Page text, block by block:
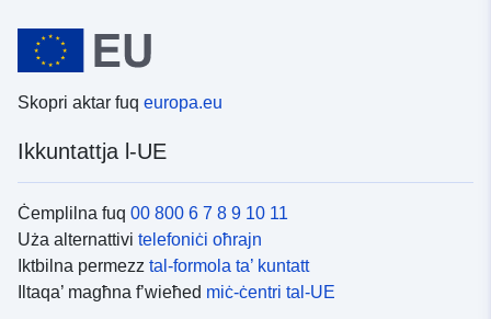
Skopri aktar fuq europa.eu
Ikkuntattja l-UE
Ċemplilna fuq 00 800 6 7 8 9 10 11
Uża alternattivi telefoniċi oħrajn
Iktbilna permezz tal-formola ta’ kuntatt
Iltaqa’ magħna f’wieħed miċ-ċentri tal-UE